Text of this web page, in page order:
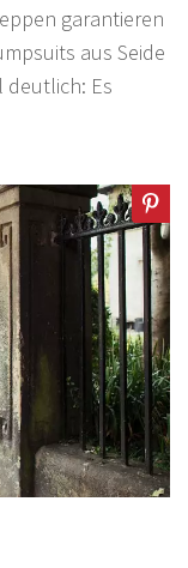
garantieren
aus Seide
deutlich: Es